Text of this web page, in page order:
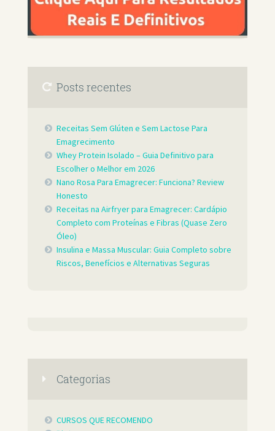
Posts recentes
Receitas Sem Glúten e Sem Lactose Para
Emagrecimento
Whey Protein Isolado – Guia Definitivo para
Escolher o Melhor em 2026
Nano Rosa Para Emagrecer: Funciona? Review
Honesto
Receitas na Airfryer para Emagrecer: Cardápio
Completo com Proteínas e Fibras (Quase Zero
Óleo)
Insulina e Massa Muscular: Guia Completo sobre
Riscos, Benefícios e Alternativas Seguras
Categorias
CURSOS QUE RECOMENDO